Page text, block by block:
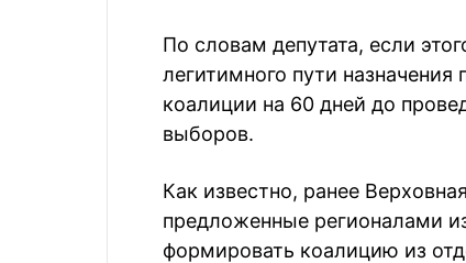
По словам депутата, если
легитимного пути
коалиции на 60 дней до
выборов.
Как известно, ранее
предложенные регионалами
формировать коалицию из